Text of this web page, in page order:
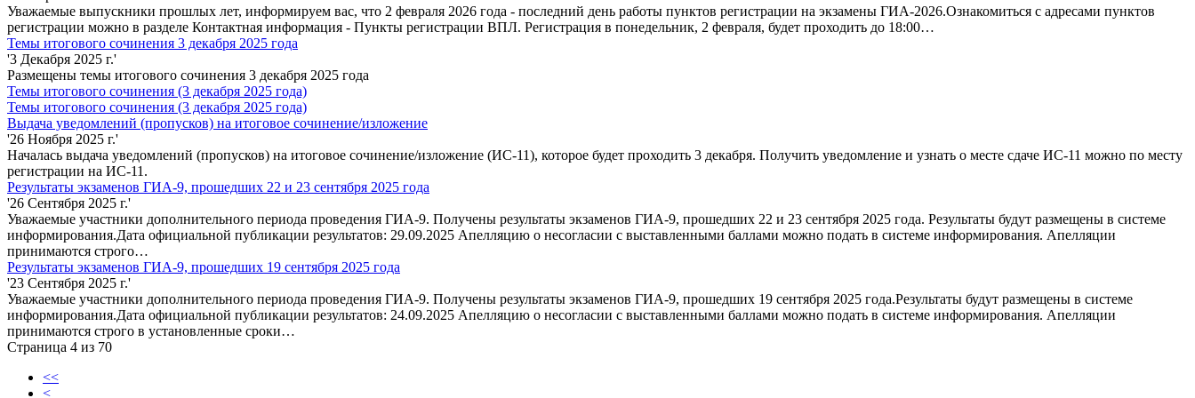
Уважаемые выпускники прошлых лет, информируем вас, что 2 февраля 2026 года - последний день работы пунктов регистрации на экзамены ГИА-2026.Ознакомиться с адресами пунктов
регистрации можно в разделе Контактная информация - Пункты регистрации ВПЛ. Регистрация в понедельник, 2 февраля, будет проходить до 18:00…
Темы итогового сочинения 3 декабря 2025 года
'3 Декабря 2025 г.'
Размещены темы итогового сочинения 3 декабря 2025 года
Темы итогового сочинения (3 декабря 2025 года)
Темы итогового сочинения (3 декабря 2025 года)
Выдача уведомлений (пропусков) на итоговое сочинение/изложение
'26 Ноября 2025 г.'
Началась выдача уведомлений (пропусков) на итоговое сочинение/изложение (ИС-11), которое будет проходить 3 декабря. Получить уведомление и узнать о месте сдаче ИС-11 можно по месту
регистрации на ИС-11.
Результаты экзаменов ГИА-9, прошедших 22 и 23 сентября 2025 года
'26 Сентября 2025 г.'
Уважаемые участники дополнительного периода проведения ГИА-9. Получены результаты экзаменов ГИА-9, прошедших 22 и 23 сентября 2025 года. Результаты будут размещены в системе
информирования.Дата официальной публикации результатов: 29.09.2025 Апелляцию о несогласии с выставленными баллами можно подать в системе информирования. Апелляции
принимаются строго…
Результаты экзаменов ГИА-9, прошедших 19 сентября 2025 года
'23 Сентября 2025 г.'
Уважаемые участники дополнительного периода проведения ГИА-9. Получены результаты экзаменов ГИА-9, прошедших 19 сентября 2025 года.Результаты будут размещены в системе
информирования.Дата официальной публикации результатов: 24.09.2025 Апелляцию о несогласии с выставленными баллами можно подать в системе информирования. Апелляции
принимаются строго в установленные сроки…
Страница 4 из 70
<<
<